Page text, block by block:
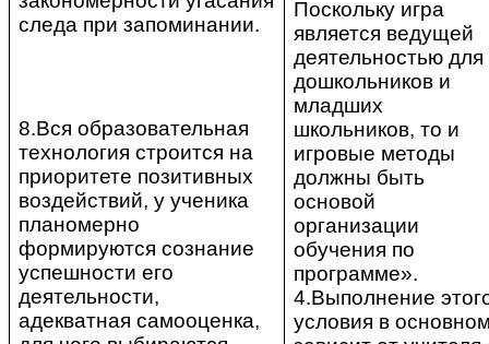
следа при запоминании.
8.Вся образовательная
технология строится на
приоритете позитивных
воздействий, у ученика
планомерно
формируются сознание
успешности его
деятельности,
адекватная самооценка,
Поскольку игра
является ведущей
деятельностью для
дошкольников и
младших
школьников, то и
игровые методы
должны быть
основой
организации
обучения по
программе».
4.Выполнение
условия в